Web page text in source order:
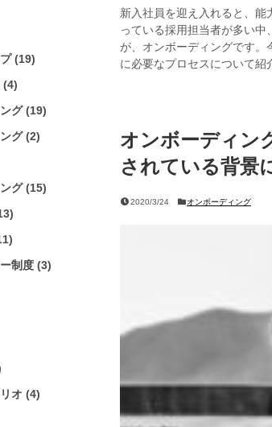
(19)
(4)
グ (19)
グ (2)
グ (15)
制度 (3)
オ (4)
新入社員を迎え入れると、能
っている採用担当者が多い
が、オンボーディングです。
に必要なプロセスについて紹
オンボーディン
されている背景
2020/3/24 オンボーディング